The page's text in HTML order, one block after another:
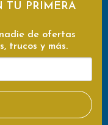
TU PRIMERA
de ofertas
trucos y más.